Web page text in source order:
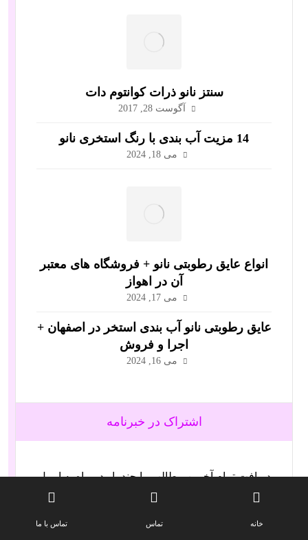
سنتز نانو ذرات کوانتوم دات
آگوست 28, 2017
14 مزیت آب بندی با رنگ استخری نانو
می 18, 2024
انواع عایق رطوبتی نانو + فروشگاه های معتبر
آن در اهواز
می 17, 2024
عایق رطوبتی نانو آب بندی استخر در اصفهان +
اجرا و فروش
می 16, 2024
اشتراک در خبرنامه
دریافت تمام آخرین مطالب را چند بار در ماه به ایمیل
خود تحویل دهید.
خانه تماس تماس با ما